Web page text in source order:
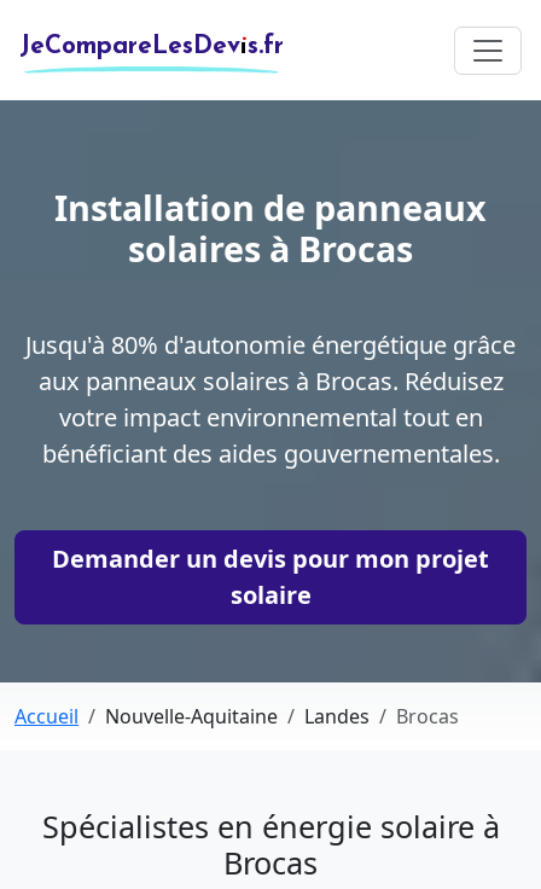
JeCompareLesDevis.fr
Installation de panneaux
solaires à Brocas
Jusqu'à 80% d'autonomie énergétique grâce
aux panneaux solaires à Brocas. Réduisez
votre impact environnemental tout en
bénéficiant des aides gouvernementales.
Demander un devis pour mon projet
solaire
Accueil Nouvelle-Aquitaine Landes Brocas
Spécialistes en énergie solaire à
Brocas